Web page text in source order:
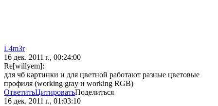
L4m3r
16 дек. 2011 г., 00:24:00
Re[willyem]:
для чб картинки и для цветной работают разные цветовые
профиля (working gray и working RGB)
ОтветитьЦитироватьПоделиться
16 дек. 2011 г., 01:03:10